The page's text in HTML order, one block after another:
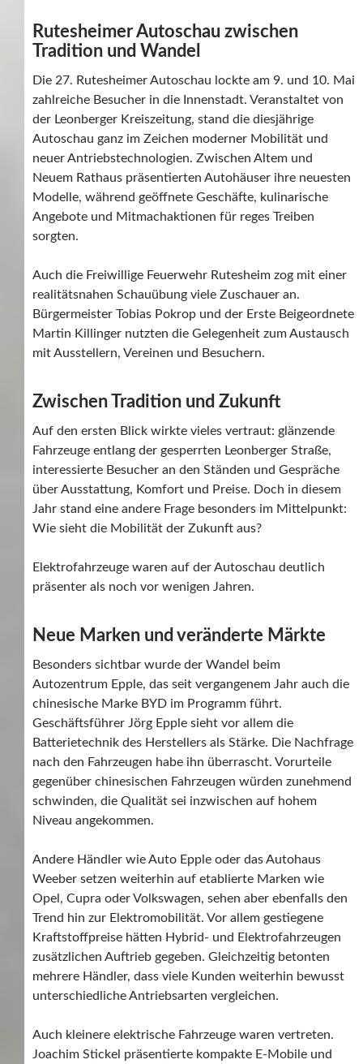
Rutesheimer Autoschau zwischen
Tradition und Wandel
Die 27. Rutesheimer Autoschau lockte am 9. und 10. Mai
zahlreiche Besucher in die Innenstadt. Veranstaltet von
der Leonberger Kreiszeitung, stand die diesjährige
Autoschau ganz im Zeichen moderner Mobilität und
neuer Antriebstechnologien. Zwischen Altem und
Neuem Rathaus präsentierten Autohäuser ihre neuesten
Modelle, während geöffnete Geschäfte, kulinarische
Angebote und Mitmachaktionen für reges Treiben
sorgten.
Auch die Freiwillige Feuerwehr Rutesheim zog mit einer
realitätsnahen Schauübung viele Zuschauer an.
Bürgermeister Tobias Pokrop und der Erste Beigeordnete
Martin Killinger nutzten die Gelegenheit zum Austausch
mit Ausstellern, Vereinen und Besuchern.
Zwischen Tradition und Zukunft
Auf den ersten Blick wirkte vieles vertraut: glänzende
Fahrzeuge entlang der gesperrten Leonberger Straße,
interessierte Besucher an den Ständen und Gespräche
über Ausstattung, Komfort und Preise. Doch in diesem
Jahr stand eine andere Frage besonders im Mittelpunkt:
Wie sieht die Mobilität der Zukunft aus?
Elektrofahrzeuge waren auf der Autoschau deutlich
präsenter als noch vor wenigen Jahren.
Neue Marken und veränderte Märkte
Besonders sichtbar wurde der Wandel beim
Autozentrum Epple, das seit vergangenem Jahr auch die
chinesische Marke BYD im Programm führt.
Geschäftsführer Jörg Epple sieht vor allem die
Batterietechnik des Herstellers als Stärke. Die Nachfrage
nach den Fahrzeugen habe ihn überrascht. Vorurteile
gegenüber chinesischen Fahrzeugen würden zunehmend
schwinden, die Qualität sei inzwischen auf hohem
Niveau angekommen.
Andere Händler wie Auto Epple oder das Autohaus
Weeber setzen weiterhin auf etablierte Marken wie
Opel, Cupra oder Volkswagen, sehen aber ebenfalls den
Trend hin zur Elektromobilität. Vor allem gestiegene
Kraftstoffpreise hätten Hybrid- und Elektrofahrzeugen
zusätzlichen Auftrieb gegeben. Gleichzeitig betonten
mehrere Händler, dass viele Kunden weiterhin bewusst
unterschiedliche Antriebsarten vergleichen.
Auch kleinere elektrische Fahrzeuge waren vertreten.
Joachim Stickel präsentierte kompakte E-Mobile und